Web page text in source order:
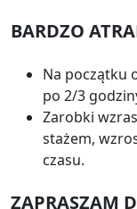
BARDZO
Na początku
po 2/3
Zarobki
stażem,
czasu.
ZAPRASZAM